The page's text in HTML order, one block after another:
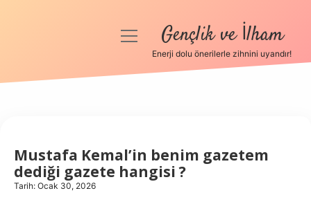
Anasayfa
Hakkımızda
menüyüGençlik ve İlham
Enerji dolu önerilerle zihnini uyandır!
Mustafa Kemal’in benim gazetem
dediği gazete hangisi ?
Tarih: Ocak 30, 2026